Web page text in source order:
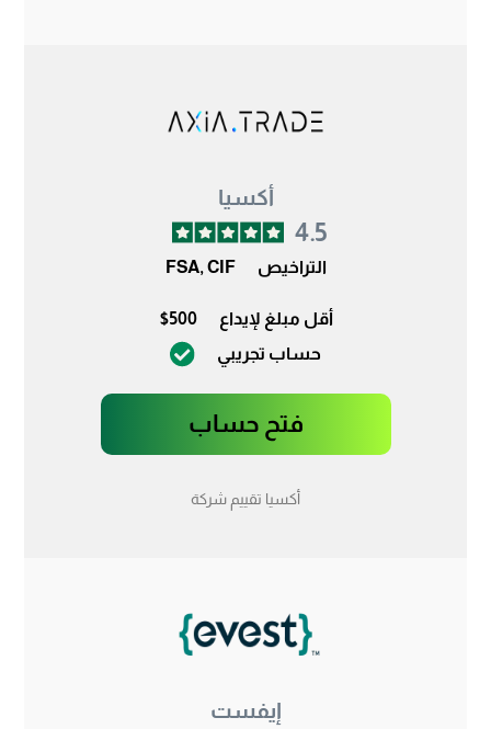
أكسيا
4.5
التراخيص FSA, CIF
أقل مبلغ لإيداع
$500
حساب تجريبي
فتح حساب
أكسيا تقييم شركة
إيفست